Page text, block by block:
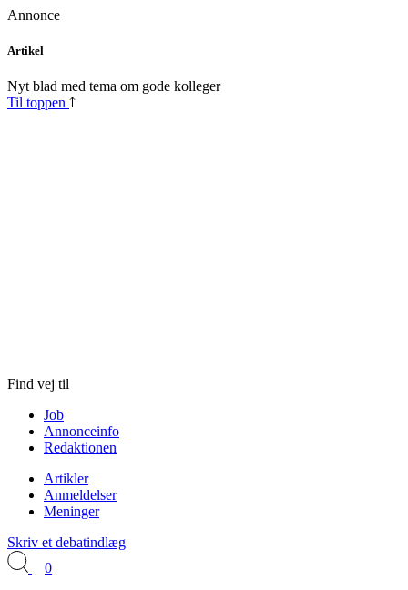
Annonce
Skip
content
Artikel
Nyt blad med tema om gode kolleger
Til toppen
Find vej til
Job
Annonceinfo
Redaktionen
Artikler
Anmeldelser
Meninger
Skriv et debatindlæg
0